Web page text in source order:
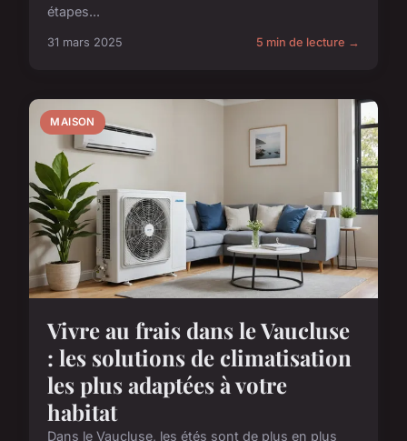
étapes...
31 mars 2025 5 min de lecture →
MAISON
Vivre au frais dans le Vaucluse
: les solutions de climatisation
les plus adaptées à votre
habitat
Dans le Vaucluse, les étés sont de plus en plus